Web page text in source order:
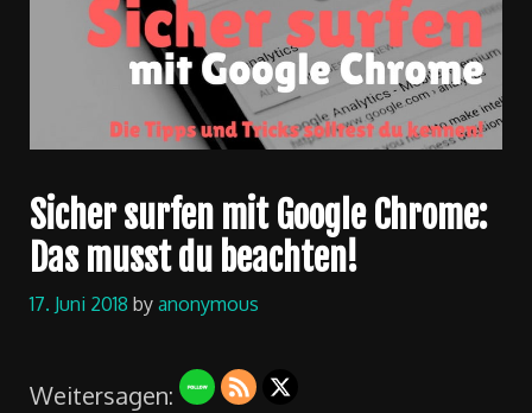
Sicher surfen mit Google Chrome:
Das musst du beachten!
17. Juni 2018 byanonymous
Weitersagen: